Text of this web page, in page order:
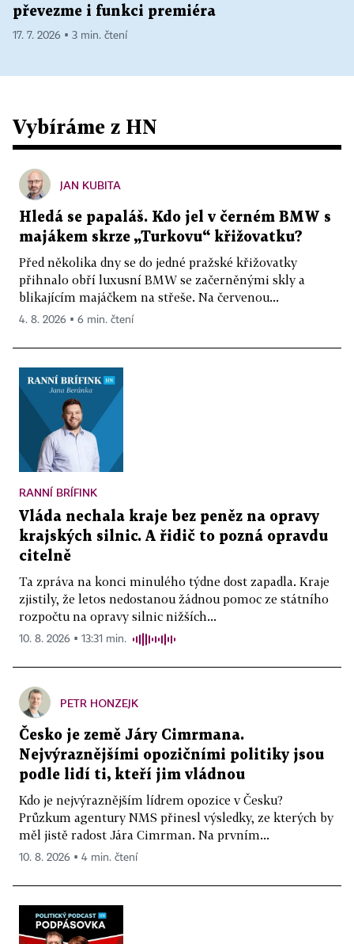
převezme i funkci premiéra
17. 7. 2026 ▪ 3 min. čtení
Vybíráme z HN
JAN KUBITA
Hledá se papaláš. Kdo jel v černém BMW s
majákem skrze „Turkovu“ křižovatku?
Před několika dny se do jedné pražské křižovatky
přihnalo obří luxusní BMW se začerněnými skly a
blikajícím majáčkem na střeše. Na červenou...
4. 8. 2026 ▪ 6 min. čtení
RANNÍ BRÍFINK
Vláda nechala kraje bez peněz na opravy
krajských silnic. A řidič to pozná opravdu
citelně
Ta zpráva na konci minulého týdne dost zapadla. Kraje
zjistily, že letos nedostanou žádnou pomoc ze státního
rozpočtu na opravy silnic nižších...
10. 8. 2026 ▪ 13:31 min.
PETR HONZEJK
Česko je země Járy Cimrmana.
Nejvýraznějšími opozičními politiky jsou
podle lidí ti, kteří jim vládnou
Kdo je nejvýraznějším lídrem opozice v Česku?
Průzkum agentury NMS přinesl výsledky, ze kterých by
měl jistě radost Jára Cimrman. Na prvním...
10. 8. 2026 ▪ 4 min. čtení